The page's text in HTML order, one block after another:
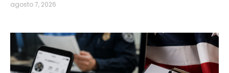
agosto 7, 2026